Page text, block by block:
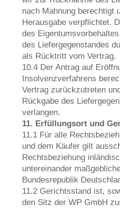
nach Mahnung berechtigt
Herausgabe verpflichtet.
des
des Liefergegenstandes
als Rücktritt vom Vertrag.
10.4 Der Antrag auf
Insolvenzverfahrens
Vertrag zurückzutreten
Rückgabe des
verlangen.
11. Erfüllungsort und
11.1 Für alle
und dem Käufer gilt
Rechtsbeziehung
untereinander
Bundesrepublik
11.2 Gerichtsstand ist,
den Sitz der WP GmbH